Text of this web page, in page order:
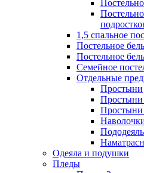
1,5 спальное
Постельное
Постельное
Семейное
Отдельные
Простыни
Простыни
Простыни
Одеяла и подушки
Пледы